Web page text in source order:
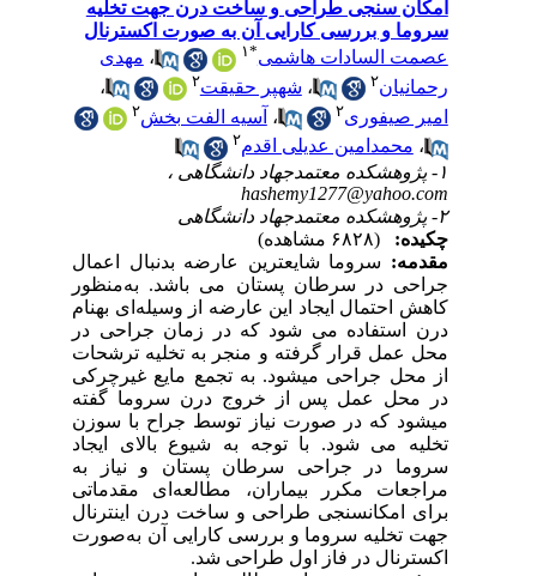
امکان سنجی طراحی و ساخت درن جهت تخلیه
سروما و بررسی کارایی آن به‌ صورت اکسترنال
عصمت السادات هاشمی
۱ ،مهدی
رحمانیان ۲ ،شهپر حقیقت
،
امیر صیفوری
،آسیه الفت بخش۲
،محمدامین عدیلی اقدم
hashemy1277@yahoo.com
چکیده:
مقدمه:سروما شایع‏ترین عارضه بدنبال اعمال
جراحی در سرطان پستان می ‏باشد. به‌منظور
کاهش احتمال ایجاد این عارضه از وسیله‌ای به‏نام
درن استفاده می ‏شود که در زمان جراحی در
محل عمل قرار گرفته و منجر به تخلیه ترشحات
از محل جراحی می‏شود. به تجمع مایع غیرچرکی
در محل عمل پس از خروج درن سروما گفته
می‏شود که در صورت نیاز توسط جراح با سوزن
تخلیه می‏ شود. با توجه به شیوع بالای ایجاد
سروما در جراحی سرطان پستان و نیاز به
مراجعات مکرر بیماران، مطالعه‌ای مقدماتی
برای امکان‏سنجی طراحی و ساخت درن اینترنال
جهت تخلیه سروما و بررسی کارایی آن به‌صورت
اکسترنال در فاز اول طراحی شد.